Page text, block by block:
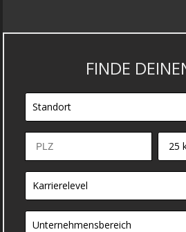
FINDE
Standort
25
Karrierelevel
Unternehmensbereich